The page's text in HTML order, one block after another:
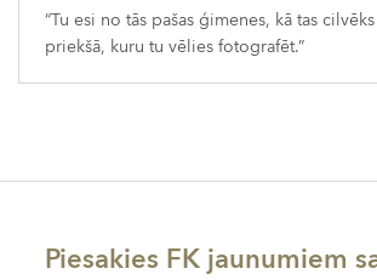
“Tu esi no tās pašas ģimenes, kā tas
priekšā, kuru tu vēlies fotografēt.”
Piesakies FK jaunumiem